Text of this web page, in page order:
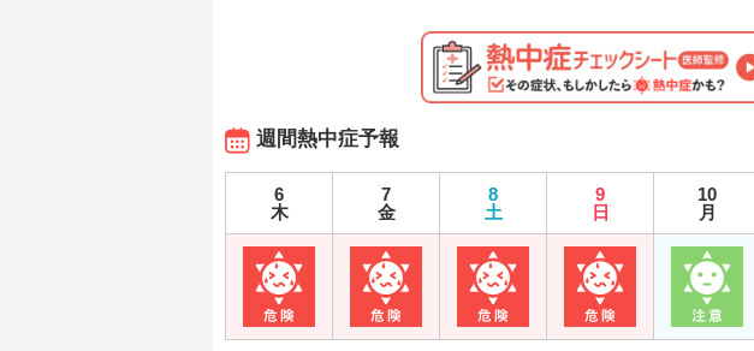
週間熱中症予報
6
木
7
金
8
土
9
日
10
月